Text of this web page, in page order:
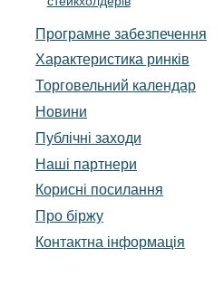
Програмне забезпечення
Характеристика pинків
Торговельний календар
Новини
Публічні заходи
Наші партнери
Корисні посилання
Про біржу
Контактна інформація